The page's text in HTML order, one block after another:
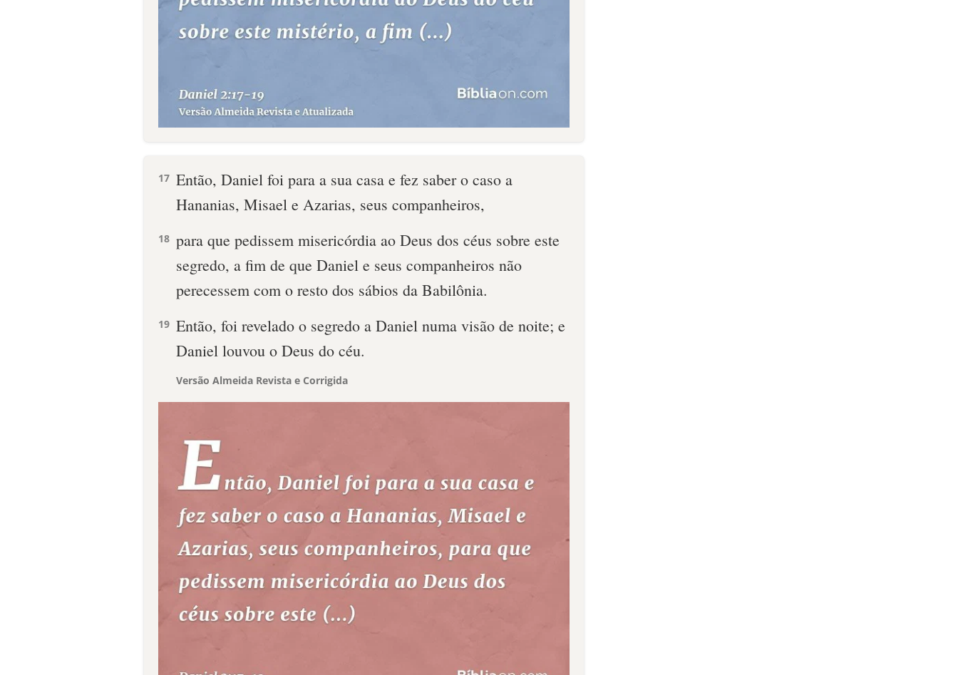
17 Então, Daniel foi para a sua casa e fez saber o caso a
Hananias, Misael e Azarias, seus companheiros,
18 para que pedissem misericórdia ao Deus dos céus sobre este
segredo, a fim de que Daniel e seus companheiros não
perecessem com o resto dos sábios da Babilônia.
19 Então, foi revelado o segredo a Daniel numa visão de noite; e
Daniel louvou o Deus do céu.
Versão Almeida Revista e Corrigida